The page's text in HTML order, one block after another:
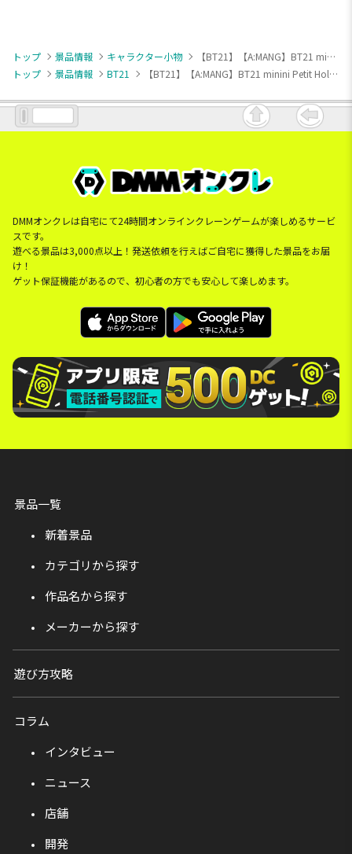
トップ 景品情報 キャラクター小物
【BT21】【A:MANG】BT21 minini Petit Holiday とってもちいさなSOFVIMATES vol.2
トップ
景品情報 BT21 【BT21】【A:MANG】BT21 minini Petit Holiday とってもちいさなSOFVIMATES vol.2
DMMオンクレは自宅にて24時間オンラインクレーンゲームが楽しめるサービ
スです。
遊べる景品は3,000点以上！発送依頼を行えばご自宅に獲得した景品をお届
け！
ゲット保証機能があるので、初心者の方でも安心して楽しめます。
景品一覧
新着景品
カテゴリから探す
作品名から探す
メーカーから探す
遊び方攻略
コラム
インタビュー
ニュース
店舗
開発